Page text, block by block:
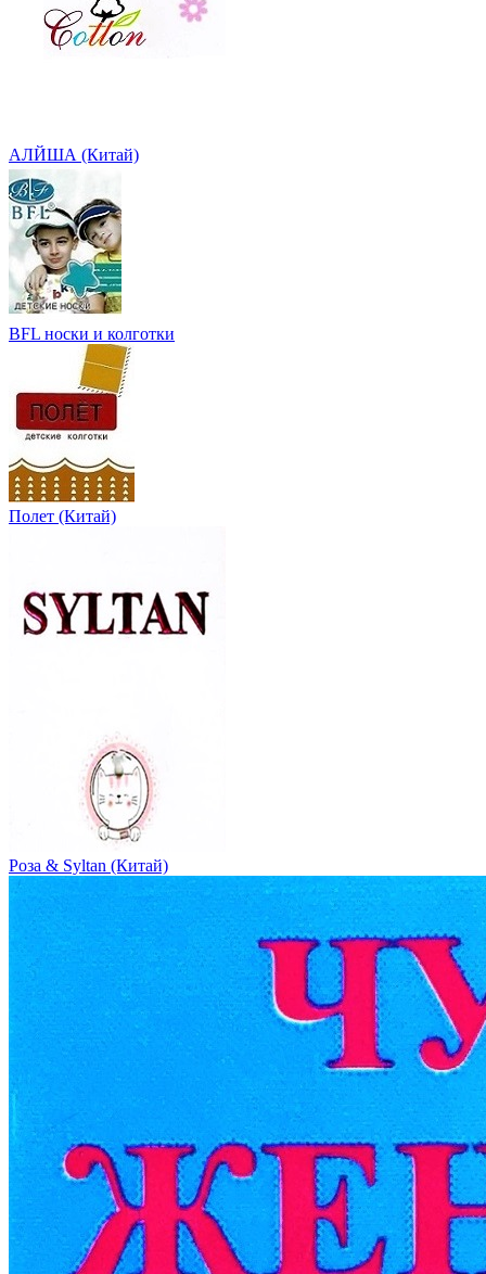
АЛЙША (Китай)
BFL носки и колготки
Полет (Китай)
Роза & Syltan (Китай)